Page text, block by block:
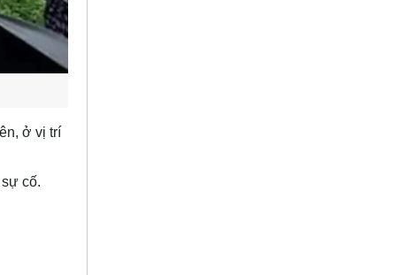
ở vị trí
cố.